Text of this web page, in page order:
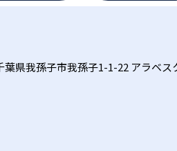
葉県我孫子市我孫子1-1-22 アラベス